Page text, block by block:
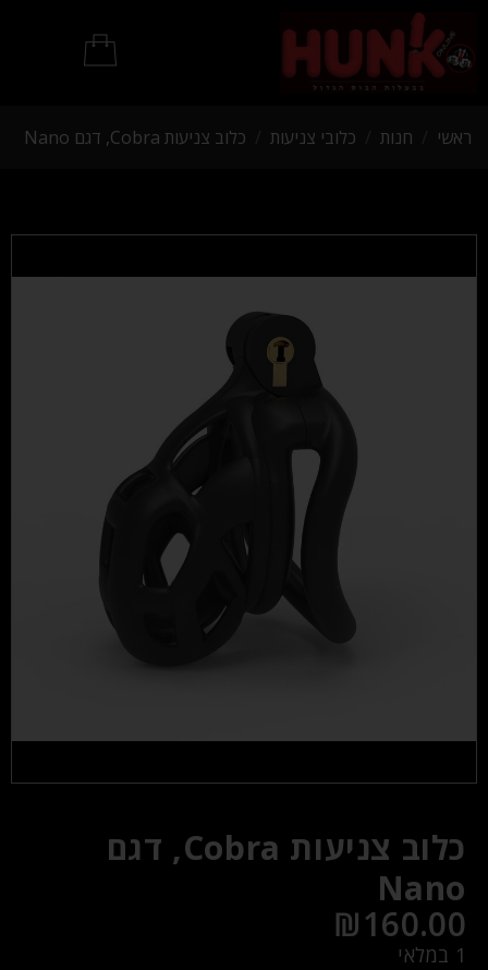
ראשי חנות כלובי צניעות כלוב צניעות Cobra, דגם Nano
כלוב צניעות Cobra, דגם
Nano
₪160.00
1 במלאי